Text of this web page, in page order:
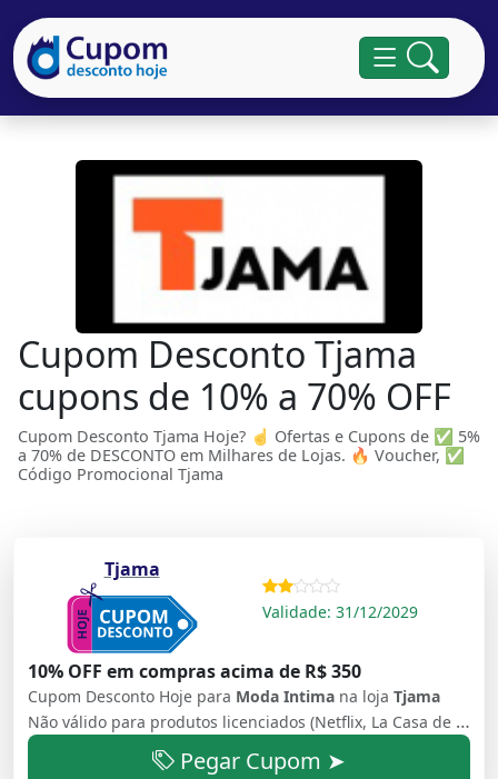
Cupom Desconto Tjama
cupons de 10% a 70% OFF
Cupom Desconto Tjama Hoje? ☝ Ofertas e Cupons de ✅ 5%
a 70% de DESCONTO em Milhares de Lojas. 🔥 Voucher, ✅
Código Promocional Tjama
Tjama
Validade: 31/12/2029
10% OFF em compras acima de R$ 350
Cupom Desconto Hoje para Moda Intima na loja Tjama
Não válido para produtos licenciados (Netflix, La Casa de Papel e Ursinhos Carinhosos)
Pegar Cupom ➤